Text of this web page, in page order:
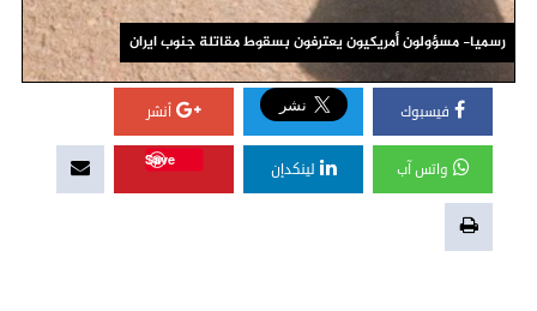
رسميا- مسؤولون أمريكيون يعترفون بسقوط مقاتلة جنوب ايران
فيسبوك أنشر
واتس آب لينكدإن
Save